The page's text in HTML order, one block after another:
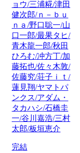
ョウ/三浦糀/津田
健次郎/ｎ－ｂｕ
ｎａ/野口聡一/山
口一郎/最果タヒ/
青木龍一郎/秋田
ひろむ/冲方丁/加
藤拓也/佐々木敦/
佐藤究/荘子ｉｔ/
蓮見翔/ヤマトパ
ンクス/アダム・
タカハシ/石橋圭
一/谷川嘉浩/三村
太郎/板垣恵介
完結